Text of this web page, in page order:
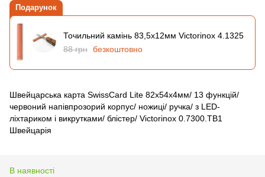
Подарунок
Точильний камінь 83,5х12мм Victorinox 4.1325
88 грн безкоштовно
Швейцарська карта SwissCard Lite 82х54х4мм/ 13 функцій/
червоний напівпрозорий корпус/ ножиці/ ручка/ з LED-
ліхтариком і викрутками/ блістер/ Victorinox 0.7300.TB1
Швейцарія
В наявності